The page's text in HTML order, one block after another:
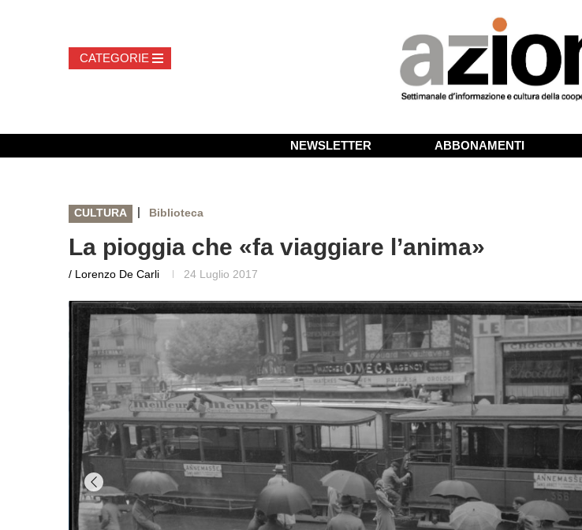
NEWSLETTER ABBONAMENTI
CULTURA | Biblioteca
La pioggia che «fa viaggiare l’anima»
/ Lorenzo De Carli 24 Luglio 2017